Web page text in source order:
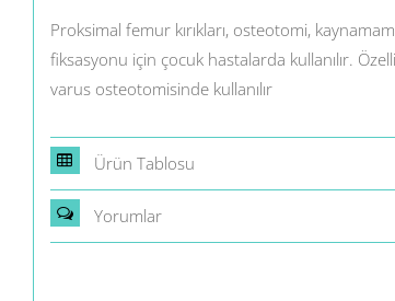
Proksimal femur kırıkları, osteotomi,
fiksasyonu için çocuk hastalarda kullanılır.
varus osteotomisinde kullanılır
Ürün Tablosu
Yorumlar